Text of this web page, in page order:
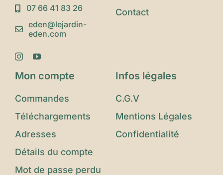
07 66 41 83 26
eden@lejardin-
eden.com
Contact
Mon compte
Commandes
Téléchargements
Adresses
Détails du compte
Mot de passe perdu
Infos légales
C.G.V
Mentions Légales
Confidentialité